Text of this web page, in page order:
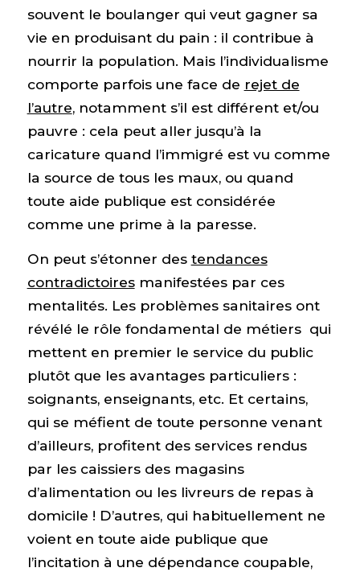
souvent le boulanger qui veut gagner sa
vie en produisant du pain : il contribue à
nourrir la population. Mais l’individualisme
comporte parfois une face de rejet de
l’autre, notamment s’il est différent et/ou
pauvre : cela peut aller jusqu’à la
caricature quand l’immigré est vu comme
la source de tous les maux, ou quand
toute aide publique est considérée
comme une prime à la paresse.
On peut s’étonner des tendances
contradictoiresmanifestées par ces
mentalités. Les problèmes sanitaires ont
révélé le rôle fondamental de métiers qui
mettent en premier le service du public
plutôt que les avantages particuliers :
soignants, enseignants, etc. Et certains,
qui se méfient de toute personne venant
d’ailleurs, profitent des services rendus
par les caissiers des magasins
d’alimentation ou les livreurs de repas à
domicile ! D’autres, qui habituellement ne
voient en toute aide publique que
l’incitation à une dépendance coupable,